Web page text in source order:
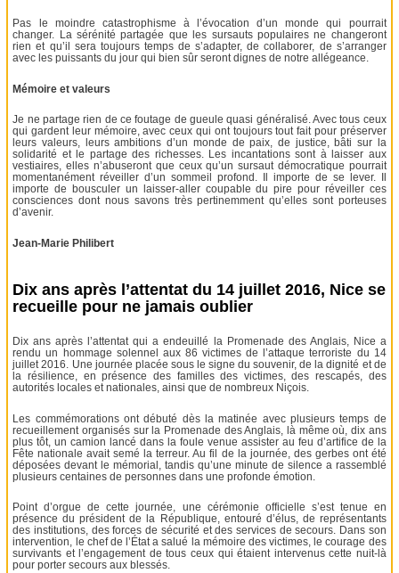
Pas le moindre catastrophisme à l’évocation d’un monde qui pourrait
changer. La sérénité partagée que les sursauts populaires ne changeront
rien et qu’il sera toujours temps de s’adapter, de collaborer, de s’arranger
avec les puissants du jour qui bien sûr seront dignes de notre allégeance.
Mémoire et valeurs
Je ne partage rien de ce foutage de gueule quasi généralisé. Avec tous ceux
qui gardent leur mémoire, avec ceux qui ont toujours tout fait pour préserver
leurs valeurs, leurs ambitions d’un monde de paix, de justice, bâti sur la
solidarité et le partage des richesses. Les incantations sont à laisser aux
vestiaires, elles n’abuseront que ceux qu’un sursaut démocratique pourrait
momentanément réveiller d’un sommeil profond. Il importe de se lever. Il
importe de bousculer un laisser-aller coupable du pire pour réveiller ces
consciences dont nous savons très pertinemment qu’elles sont porteuses
d’avenir.
Jean-Marie Philibert
Dix ans après l’attentat du 14 juillet 2016, Nice se
recueille pour ne jamais oublier
Dix ans après l’attentat qui a endeuillé la Promenade des Anglais, Nice a
rendu un hommage solennel aux 86 victimes de l’attaque terroriste du 14
juillet 2016. Une journée placée sous le signe du souvenir, de la dignité et de
la résilience, en présence des familles des victimes, des rescapés, des
autorités locales et nationales, ainsi que de nombreux Niçois.
Les commémorations ont débuté dès la matinée avec plusieurs temps de
recueillement organisés sur la Promenade des Anglais, là même où, dix ans
plus tôt, un camion lancé dans la foule venue assister au feu d’artifice de la
Fête nationale avait semé la terreur. Au fil de la journée, des gerbes ont été
déposées devant le mémorial, tandis qu’une minute de silence a rassemblé
plusieurs centaines de personnes dans une profonde émotion.
Point d’orgue de cette journée, une cérémonie officielle s’est tenue en
présence du président de la République, entouré d’élus, de représentants
des institutions, des forces de sécurité et des services de secours. Dans son
intervention, le chef de l’État a salué la mémoire des victimes, le courage des
survivants et l’engagement de tous ceux qui étaient intervenus cette nuit-là
pour porter secours aux blessés.